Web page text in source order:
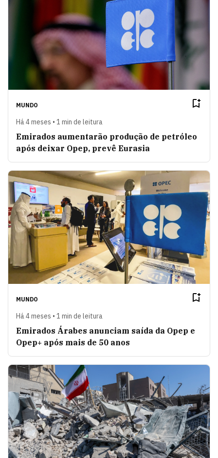
MUNDO
Há 4 meses • 1 min de leitura
Emirados aumentarão produção de petróleo
após deixar Opep, prevê Eurasia
MUNDO
Há 4 meses • 1 min de leitura
Emirados Árabes anunciam saída da Opep e
Opep+ após mais de 50 anos